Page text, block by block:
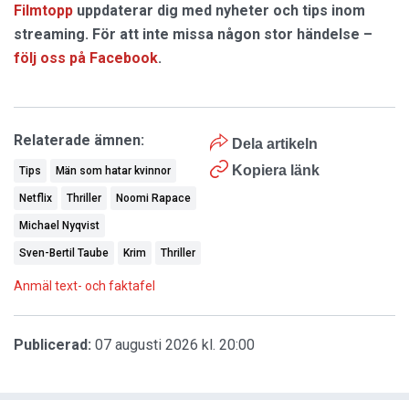
Filmtopp uppdaterar dig med nyheter och tips inom
streaming. För att inte missa någon stor händelse –
följ oss på Facebook.
Dela artikeln
Kopiera länk
Relaterade ämnen:
Tips Män som hatar kvinnor
Netflix Thriller Noomi Rapace
Michael Nyqvist
Sven-Bertil Taube Krim Thriller
Anmäl text- och faktafel
Publicerad: 07 augusti 2026 kl. 20:00